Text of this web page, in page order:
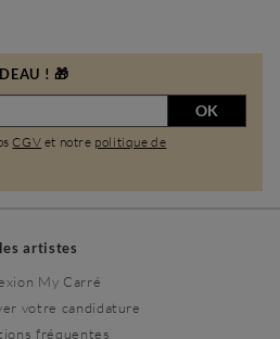
! 🎁
OK
CGV et notre politique de
les artistes
My Carré
votre candidature
fréquentes